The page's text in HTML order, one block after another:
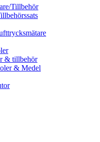
Tillbehör
& tillbehör
& Medel